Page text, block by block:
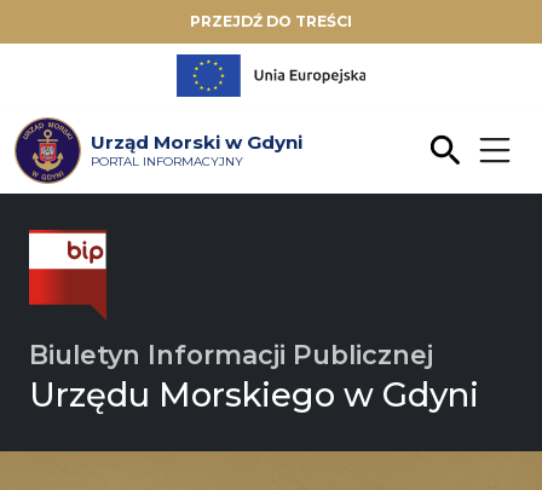
PRZEJDŹ DO TREŚCI
Urząd Morski w Gdyni
PORTAL INFORMACYJNY
Biuletyn Informacji Publicznej
Urzędu Morskiego w Gdyni